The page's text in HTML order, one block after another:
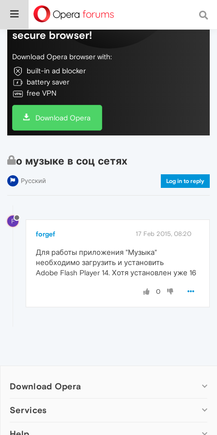
Do more on the web, with a fast and
secure browser!
Download Opera browser with:
built-in ad blocker
battery saver
free VPN
Download Opera
о музыке в соц сетях
Русский Log in to reply
F
forgef 17 Feb 2015, 08:20
Для работы приложения "Музыка"
необходимо загрузить и установить
Adobe Flash Player 14. Хотя установлен уже 16
0
Download Opera
Computer browsers
Services
Add-ons